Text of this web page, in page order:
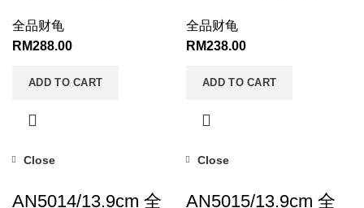
全品财龟
RM288.00
ADD TO CART
全品财龟
RM238.00
ADD TO CART
Close
AN5014/13.9cm 全
Close
AN5015/13.9cm 全